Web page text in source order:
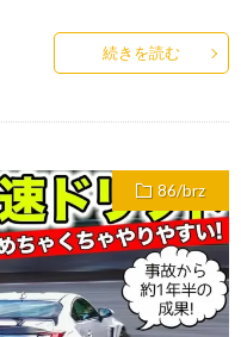
続きを読む
86/brz